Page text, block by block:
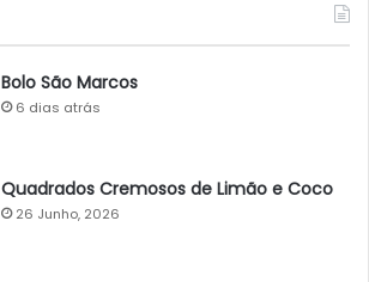
Bolo São Marcos
6 dias atrás
Quadrados Cremosos de Limão e Coco
26 Junho, 2026